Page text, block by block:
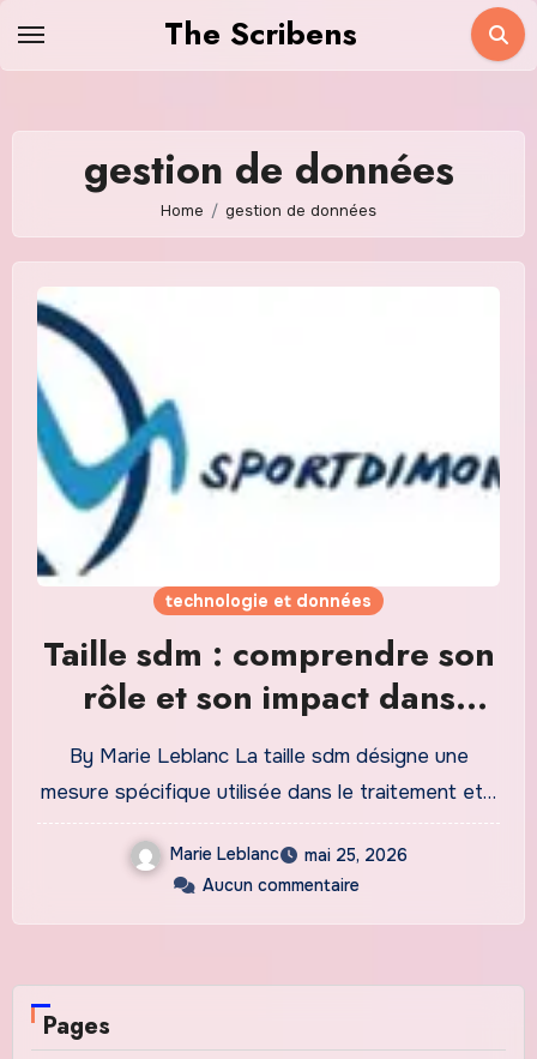
The Scribens
gestion de données
Home gestion de données
technologie et données
Taille sdm : comprendre son
rôle et son impact dans
l’industrie
By Marie Leblanc La taille sdm désigne une
mesure spécifique utilisée dans le traitement et…
Marie Leblanc
mai 25, 2026
Aucun commentaire
Pages